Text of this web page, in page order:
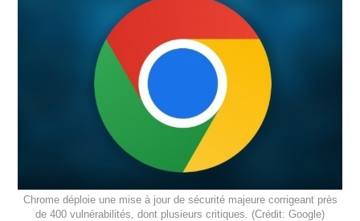
Chrome déploie une mise à jour de sécurité majeure corrigeant près
de 400 vulnérabilités, dont plusieurs critiques. (Crédit: Google)